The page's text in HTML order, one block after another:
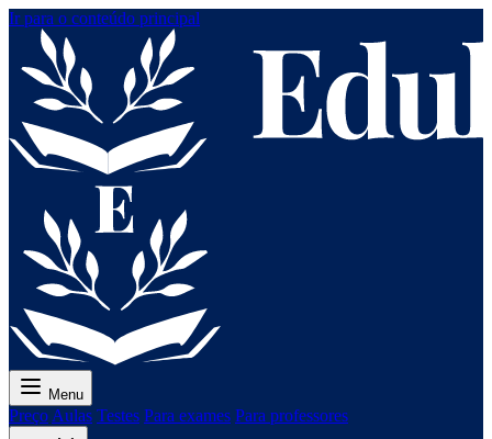
Ir para o conteúdo principal
Menu
Preço Aulas Testes Para exames Para professores